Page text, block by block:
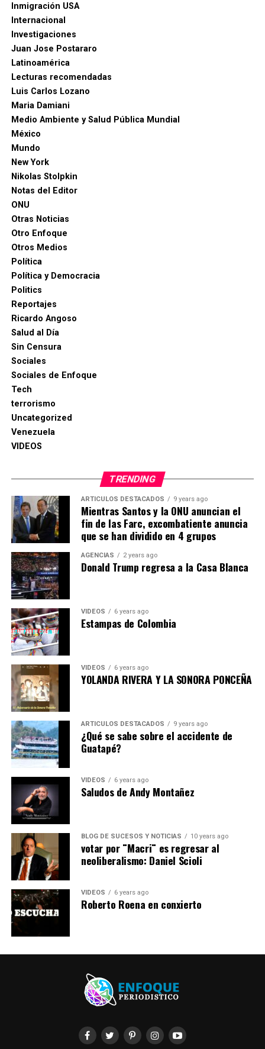
Inmigración USA
Internacional
Investigaciones
Juan Jose Postararo
Latinoamérica
Lecturas recomendadas
Luis Carlos Lozano
Maria Damiani
Medio Ambiente y Salud Pública Mundial
México
Mundo
New York
Nikolas Stolpkin
Notas del Editor
ONU
Otras Noticias
Otro Enfoque
Otros Medios
Política
Política y Democracia
Politics
Reportajes
Ricardo Angoso
Salud al Día
Sin Censura
Sociales
Sociales de Enfoque
Tech
terrorismo
Uncategorized
Venezuela
VIDEOS
TRENDING
ARTICULOS DESTACADOS 9 years ago
Mientras Santos y la ONU anuncian el
fin de las Farc, excombatiente anuncia
que se han dividido en 4 grupos
AGENCIAS 2 years ago
Donald Trump regresa a la Casa Blanca
VIDEOS 6 years ago
Estampas de Colombia
VIDEOS 6 years ago
YOLANDA RIVERA Y LA SONORA PONCEÑA
ARTICULOS DESTACADOS 9 years ago
¿Qué se sabe sobre el accidente de
Guatapé?
VIDEOS 6 years ago
Saludos de Andy Montañez
BLOG DE SUCESOS Y NOTICIAS 10 years ago
votar por ¨Macri¨ es regresar al
neoliberalismo: Daniel Scioli
VIDEOS 6 years ago
Roberto Roena en conxierto